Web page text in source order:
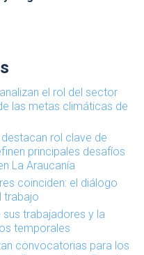
el rol del sector
las metas climáticas de
rol clave de
principales desafíos
La Araucanía
coinciden: el diálogo
trabajo
trabajadores y la
temporales
convocatorias para los